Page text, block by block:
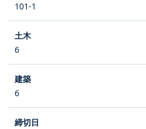
101-1
6
6